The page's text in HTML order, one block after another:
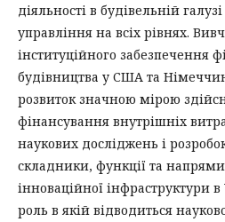
діяльності в будівельній
управління на всіх рівнях.
інституційного забезпечення
будівництва у США та
розвиток значною мірою
фінансування внутрішніх
наукових досліджень і
складники, функції та напрями
інноваційної інфраструктури
роль в якій відводиться